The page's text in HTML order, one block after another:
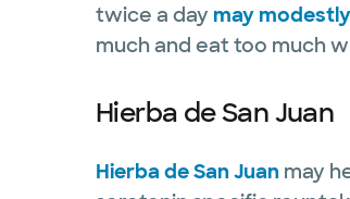
twice a day may
much and eat too much
Hierba de San Juan
Hierba de San Juan may